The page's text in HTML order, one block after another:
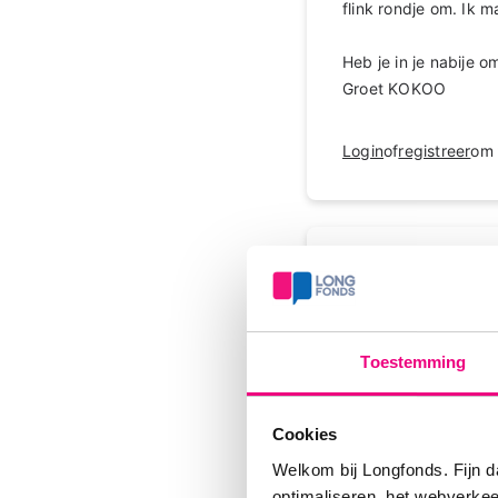
Toestemming
Cookies
Welkom bij Longfonds. Fijn
flink rondje om. Ik
Heb je in je nabije
Groet KOKOO
Loginofregistreerom
Dag jongeoma, wel
bewegen. Uit
aan de beste versie
hebt. Laat je het